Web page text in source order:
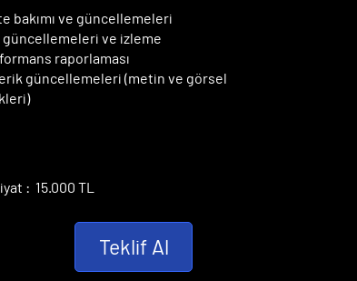
bakımı ve güncellemeleri
güncellemeleri ve izleme
raporlaması
güncellemeleri (metin ve görsel
: 15.000 TL
Teklif Al